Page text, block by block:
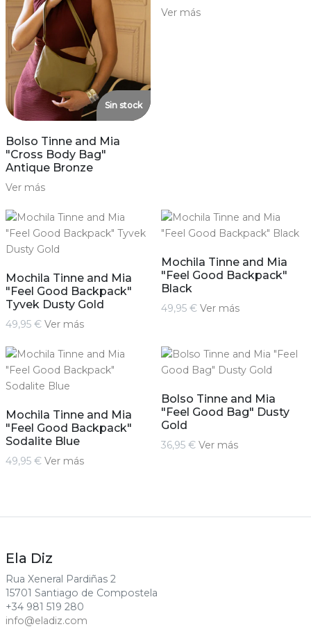
Sin stock
Bolso Tinne and Mia
"Cross Body Bag"
Antique Bronze
Ver más
Ver más
Mochila Tinne and Mia
"Feel Good Backpack"
Tyvek Dusty Gold
49,95 € Ver más
Mochila Tinne and Mia
"Feel Good Backpack"
Black
49,95 € Ver más
Mochila Tinne and Mia
"Feel Good Backpack"
Sodalite Blue
49,95 € Ver más
Bolso Tinne and Mia
"Feel Good Bag" Dusty
Gold
36,95 € Ver más
Ela Diz
Rua Xeneral Pardiñas 2
15701 Santiago de Compostela
+34 981 519 280
info@eladiz.com